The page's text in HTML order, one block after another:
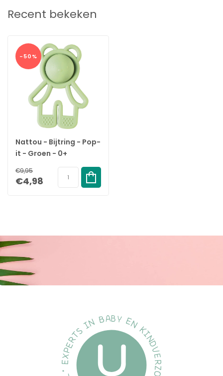
Recent bekeken
-50%
Nattou - Bijtring - Pop-
it - Groen - 0+
€9,95
€4,98